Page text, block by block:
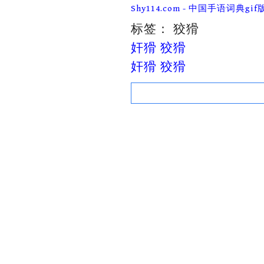
Skip
content
Shy114.com - 中国手语词典gif
标签： 狡猾
奸猾 狡猾
奸猾 狡猾
Search